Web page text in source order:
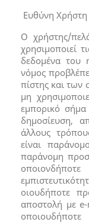
Ευθύνη Χρήστη
Ο χρήστης/
χρησιμοποιεί
δεδομένα του
νόμος
πίστης και των
μη
εμπορικό
δημοσίευση,
άλλους
είναι
παράνομη
οιουδήποτε
αποστολή με